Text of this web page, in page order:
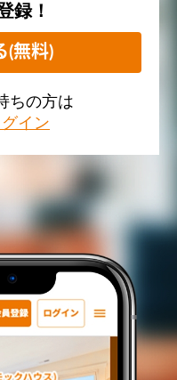
録！
(無料)
ちの方は
イン